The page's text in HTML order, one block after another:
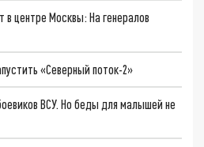
центре Москвы: На генералов
«Северный поток-2»
ВСУ. Но беды для малышей не